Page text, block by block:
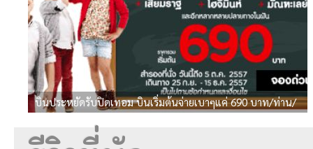
บินประหยัดรับปิดเทอม บินเริ่มต้นจ่ายเบาๆแค่ 690 บาท/ท่าน/